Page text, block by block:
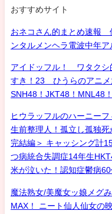
おすすめサイト
おネコさん的まとめ速報
ンタルメンヘラ電波中年
アイドッフル！ ワタク
すき！23 ひうらのアニ
SNH48！JKT48！MNL48
ヒウラッフルのハーニー
生前整理人！孤立し孤独
完結編＞ キャッシング計
つ病統合失調症14年生
米が泣いた！認知症鬱病
魔法熟女/美魔女ッ娘メグ
MAX！ ニート仙人仙女の